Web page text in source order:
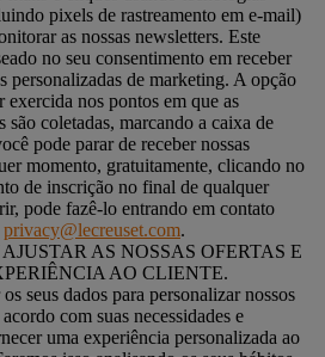
pixels de rastreamento em e-mail)
as nossas newsletters. Este
no seu consentimento em receber
personalizadas de marketing. A opção
exercida nos pontos em que as
são coletadas, marcando a caixa de
pode parar de receber nossas
momento, gratuitamente, clicando no
de inscrição no final de qualquer
pode fazê-lo entrando em contato
privacy@lecreuset.com.
AS NOSSAS OFERTAS E
AO CLIENTE.
seus dados para personalizar nossos
com suas necessidades e
uma experiência personalizada ao